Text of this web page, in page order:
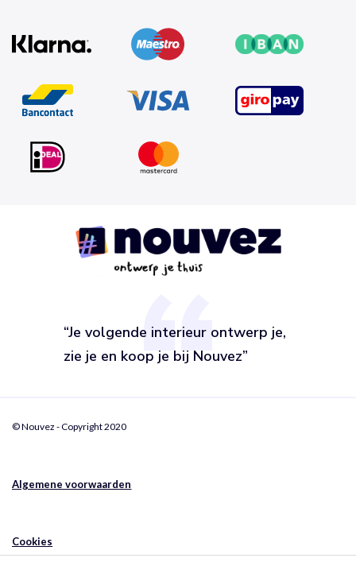
“Je volgende interieur ontwerp je,
zie je en koop je bij Nouvez”
© Nouvez - Copyright 2020
Algemene voorwaarden
Cookies